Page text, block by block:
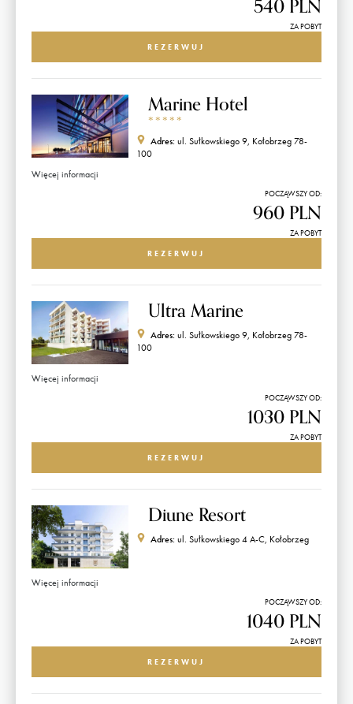
540 PLN
ZA POBYT
REZERWUJ
Marine Hotel
* * * * *
Adres: ul. Sułkowskiego 9, Kołobrzeg 78-
100
Więcej informacji
POCZĄWSZY OD:
960 PLN
ZA POBYT
REZERWUJ
Ultra Marine
Adres: ul. Sułkowskiego 9, Kołobrzeg 78-
100
Więcej informacji
POCZĄWSZY OD:
1030 PLN
ZA POBYT
REZERWUJ
Diune Resort
Adres: ul. Sułkowskiego 4 A-C, Kołobrzeg
Więcej informacji
POCZĄWSZY OD:
1040 PLN
ZA POBYT
REZERWUJ